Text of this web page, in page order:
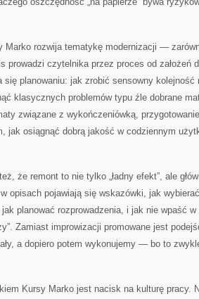
Marko rozwija tematykę modernizacji —
prowadzi czytelnika przez proces od założeń
się planowaniu: jak zrobić sensowny
klasycznych problemów typu źle dobrane
związane z wykończeniówką,
jak osiągnąć dobrą jakość w codziennym
że remont to nie tylko „ładny efekt”, ale
opisach pojawiają się wskazówki, jak
planować rozprowadzenia, i jak nie wpaść w
Zamiast improwizacji promowane jest
a dopiero potem wykonujemy — bo to
Kursy Marko jest nacisk na kulturę pracy.